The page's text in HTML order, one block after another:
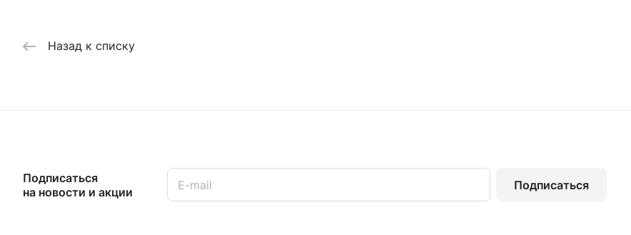
Назад к списку
Подписаться
на новости и акции
Подписаться